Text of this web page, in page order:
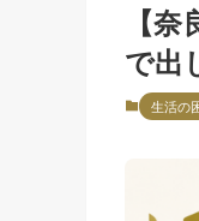
【
で出
生活の